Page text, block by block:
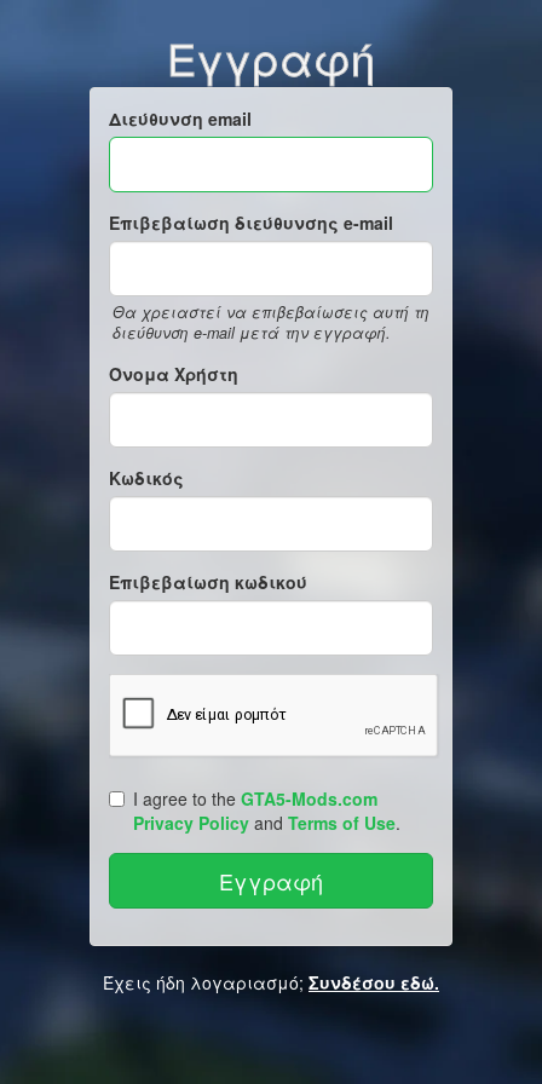
Εγγραφή
Διεύθυνση email
Επιβεβαίωση διεύθυνσης e-mail
Θα χρειαστεί να επιβεβαίωσεις αυτή τη
διεύθυνση e-mail μετά την εγγραφή.
Όνομα Χρήστη
Κωδικός
Επιβεβαίωση κωδικού
I agree to the GTA5-Mods.com
Privacy Policy and Terms of Use.
Έχεις ήδη λογαριασμό; Συνδέσου εδώ.